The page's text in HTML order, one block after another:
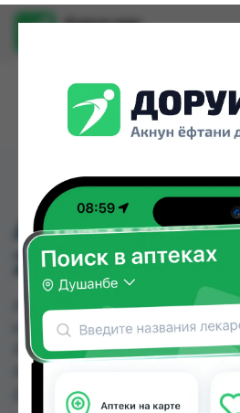
Доруи ман
250МГ КАПС
АМОКСИЦИЛЛИН 250МГ
купить или заказать в
Авиценна, Амирӣ, Аптека
Душанбе и других городах